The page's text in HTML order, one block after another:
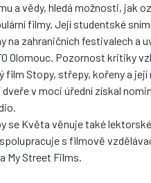
a vědy, hledá možnosti, jak
filmy. Její studentské
na zahraničních festivalech a
Olomouc. Pozornost kritiky
film Stopy, střepy, kořeny a její
v moci úřední získal
se Květa věnuje také
s filmově
My Street Films.